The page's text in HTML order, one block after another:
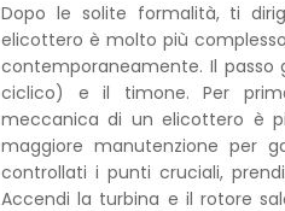
Dopo le solite formalità, ti
elicottero è molto più
contemporaneamente. Il
ciclico) e il timone. Per
meccanica di un elicottero è
maggiore manutenzione per
controllati i punti cruciali,
Accendi la turbina e il rotore